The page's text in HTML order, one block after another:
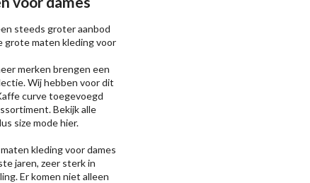
steeds groter aanbod
grote maten kleding voor
merken brengen een
Wij hebben voor dit
curve toegevoegd
Bekijk alle
size modehier.
kleding voor dames
jaren, zeer sterk in
Er komen niet alleen